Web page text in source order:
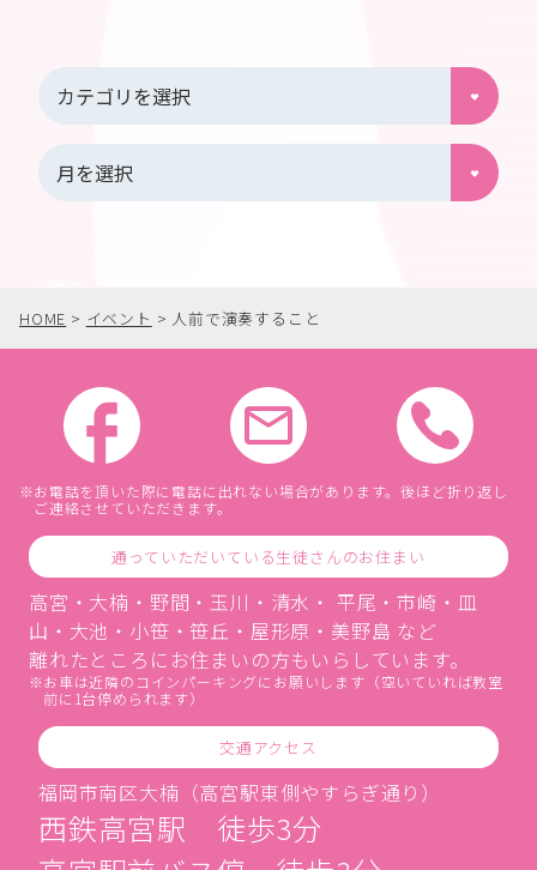
HOME > イベント > 人前で演奏すること
お電話を頂いた際に電話に出れない場合があります。後ほど折り返し
ご連絡させていただきます。
通っていただいている生徒さんのお住まい
高宮・大楠・野間・玉川・清水・ 平尾・市崎・皿
山・大池・小笹・笹丘・屋形原・美野島 など
離れたところにお住まいの方もいらしています。
お車は近隣のコインパーキングにお願いします（空いていれば教室
前に1台停められます）
交通アクセス
福岡市南区大楠（高宮駅東側やすらぎ通り）
西鉄高宮駅 徒歩3分